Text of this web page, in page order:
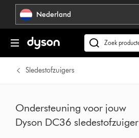
Navigatie
overslaan
Nederland
Zoek
op
Sledestofzuigers
Ondersteuning voor jouw
Dyson DC36 sledestofzuiger